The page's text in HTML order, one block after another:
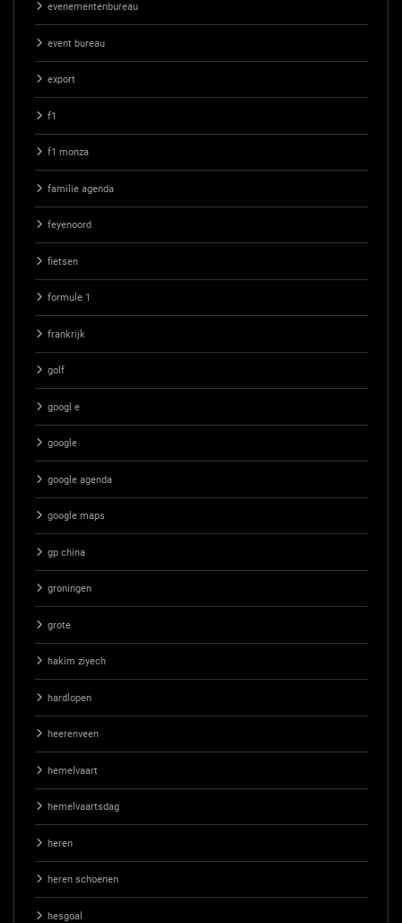
evenementenbureau
event bureau
export
f1
f1 monza
familie agenda
feyenoord
fietsen
formule 1
frankrijk
golf
googl e
google
google agenda
google maps
gp china
groningen
grote
hakim ziyech
hardlopen
heerenveen
hemelvaart
hemelvaartsdag
heren
heren schoenen
hesgoal